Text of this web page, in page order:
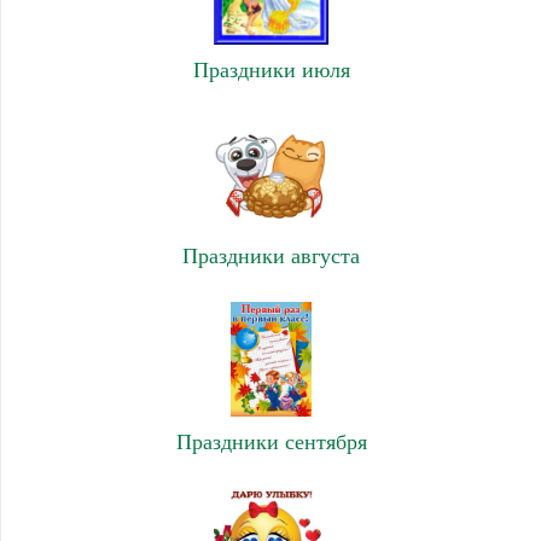
Праздники июля
Праздники августа
Праздники сентября